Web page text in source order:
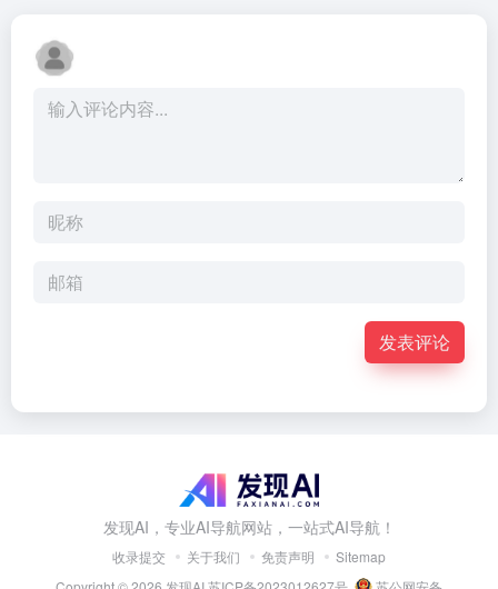
发表评论
发现AI，专业AI导航网站，一站式AI导航！
收录提交 关于我们 免责声明
Sitemap